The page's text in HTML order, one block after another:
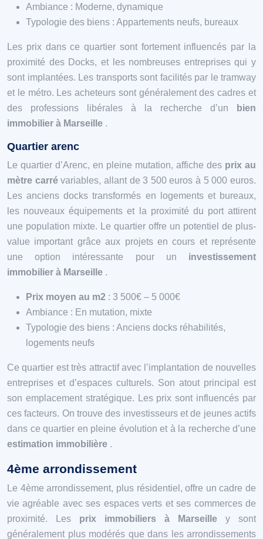
Ambiance : Moderne, dynamique
Typologie des biens : Appartements neufs, bureaux
Les prix dans ce quartier sont fortement influencés par la
proximité des Docks, et les nombreuses entreprises qui y
sont implantées. Les transports sont facilités par le tramway
et le métro. Les acheteurs sont généralement des cadres et
des professions libérales à la recherche d’un
bien
immobilier à Marseille .
Quartier arenc
Le quartier d’Arenc, en pleine mutation, affiche des prix au
mètre carrévariables, allant de 3 500 euros à 5 000 euros.
Les anciens docks transformés en logements et bureaux,
les nouveaux équipements et la proximité du port attirent
une population mixte. Le quartier offre un potentiel de plus-
value important grâce aux projets en cours et représente
une option intéressante pour un investissement
immobilier à Marseille .
Prix moyen au m2 : 3 500€ – 5 000€
Ambiance : En mutation, mixte
Typologie des biens : Anciens docks réhabilités,
logements neufs
Ce quartier est très attractif avec l’implantation de nouvelles
entreprises et d’espaces culturels. Son atout principal est
son emplacement stratégique. Les prix sont influencés par
ces facteurs. On trouve des investisseurs et de jeunes actifs
dans ce quartier en pleine évolution et à la recherche d’une
estimation immobilière .
4ème arrondissement
Le 4ème arrondissement, plus résidentiel, offre un cadre de
vie agréable avec ses espaces verts et ses commerces de
proximité. Les prix immobiliers à Marseille y sont
généralement plus modérés que dans les arrondissements